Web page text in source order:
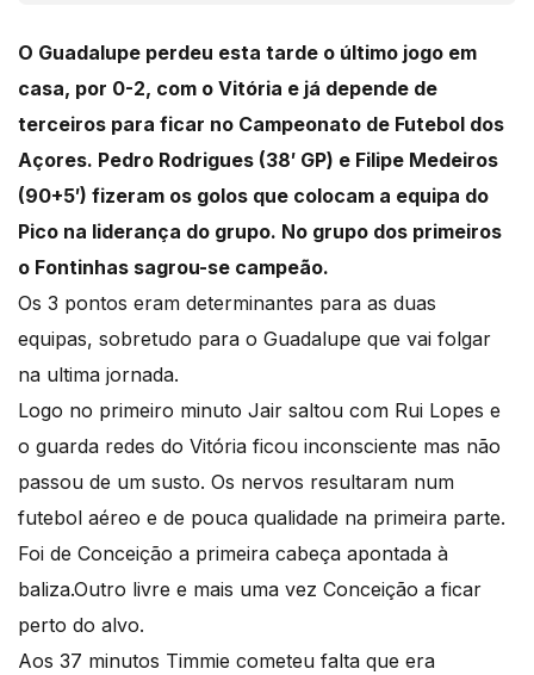
O Guadalupe perdeu esta tarde o último jogo em
casa, por 0-2, com o Vitória e já depende de
terceiros para ficar no Campeonato de Futebol dos
Açores. Pedro Rodrigues (38′ GP) e Filipe Medeiros
(90+5′) fizeram os golos que colocam a equipa do
Pico na liderança do grupo. No grupo dos primeiros
o Fontinhas sagrou-se campeão.
Os 3 pontos eram determinantes para as duas
equipas, sobretudo para o Guadalupe que vai folgar
na ultima jornada.
Logo no primeiro minuto Jair saltou com Rui Lopes e
o guarda redes do Vitória ficou inconsciente mas não
passou de um susto. Os nervos resultaram num
futebol aéreo e de pouca qualidade na primeira parte.
Foi de Conceição a primeira cabeça apontada à
baliza.Outro livre e mais uma vez Conceição a ficar
perto do alvo.
Aos 37 minutos Timmie cometeu falta que era